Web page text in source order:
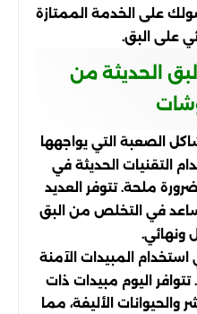
على الخدمة الممتازة
على البق.
الحديثة من
الصعبة التي يواجهها
التقنيات الحديثة في
ملحة. تتوفر العديد
في التخلص من البق
ونهائي.
المبيدات الآمنة
اليوم مبيدات ذات
والحيوانات الأليفة، مما